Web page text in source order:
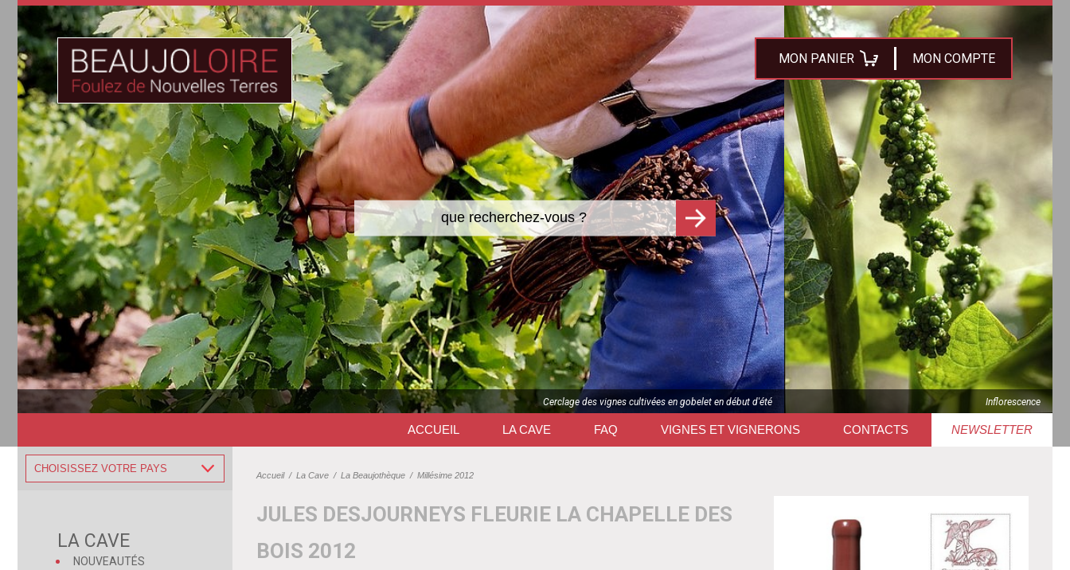
MON PANIER MON COMPTE
Cerclage des vignes cultivées en gobelet en début d'été Inflorescence
ACCUEIL LA CAVE FAQ VIGNES ET VIGNERONS CONTACTS NEWSLETTER
CHOISISSEZ VOTRE PAYS
LA CAVE
NOUVEAUTÉS
Accueil/ La Cave / La Beaujothèque / Millésime 2012
JULES DESJOURNEYS FLEURIE LA CHAPELLE DES
BOIS 2012